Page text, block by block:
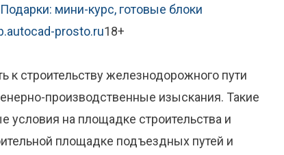
мини-курс, готовые блоки
prosto.ru18+
к строительству железнодорожного пути
производственные изыскания. Такие
условия на площадке строительства и
площадке подъездных путей и